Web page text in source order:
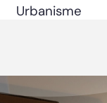
police
d’épaves